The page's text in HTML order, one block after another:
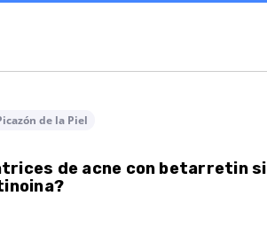
de la Piel
de acne con betarretin si